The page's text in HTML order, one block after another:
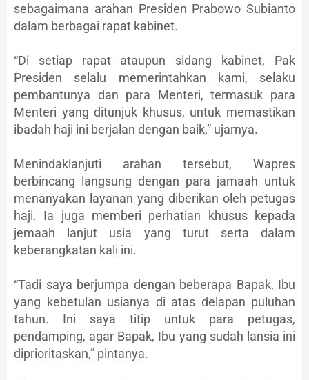
sebagaimana arahan Presiden Prabowo Subianto
dalam berbagai rapat kabinet.
“Di setiap rapat ataupun sidang kabinet, Pak
Presiden selalu memerintahkan kami, selaku
pembantunya dan para Menteri, termasuk para
Menteri yang ditunjuk khusus, untuk memastikan
ibadah haji ini berjalan dengan baik,” ujarnya.
Menindaklanjuti arahan tersebut, Wapres
berbincang langsung dengan para jamaah untuk
menanyakan layanan yang diberikan oleh petugas
haji. Ia juga memberi perhatian khusus kepada
jemaah lanjut usia yang turut serta dalam
keberangkatan kali ini.
“Tadi saya berjumpa dengan beberapa Bapak, Ibu
yang kebetulan usianya di atas delapan puluhan
tahun. Ini saya titip untuk para petugas,
pendamping, agar Bapak, Ibu yang sudah lansia ini
diprioritaskan,” pintanya.